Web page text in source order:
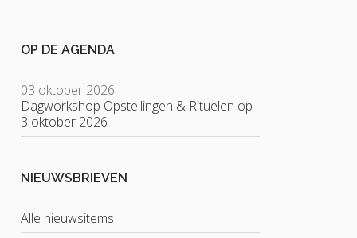
OP DE AGENDA
03 oktober 2026
Dagworkshop Opstellingen & Rituelen op
3 oktober 2026
NIEUWSBRIEVEN
Alle nieuwsitems